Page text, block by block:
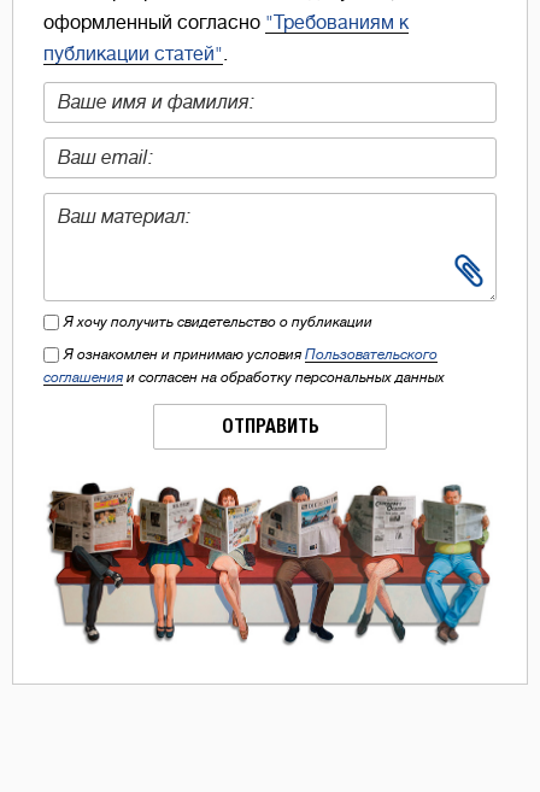
оформленный согласно "Требованиям к
публикации статей".
Я хочу получить свидетельство о публикации
Я ознакомлен и принимаю условия Пользовательского
соглашения и согласен на обработку персональных данных
ОТПРАВИТЬ